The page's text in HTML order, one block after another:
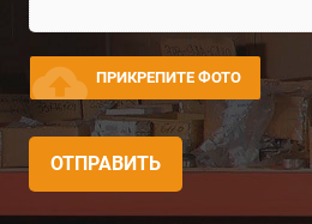
cloud_upload ПРИКРЕПИТЕ ФОТО
ОТПРАВИТЬ